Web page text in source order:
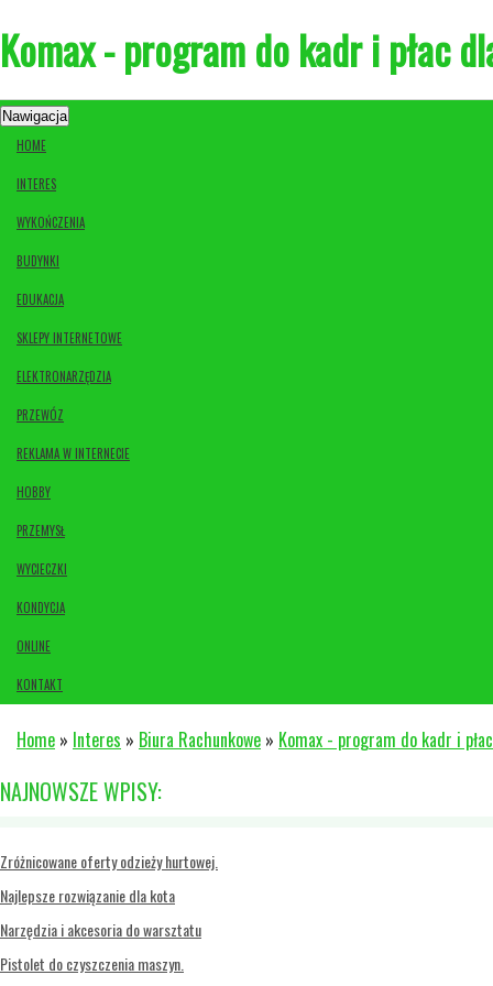
Komax - program do kadr i płac
Nawigacja
HOME
INTERES
WYKOŃCZENIA
BUDYNKI
EDUKACJA
SKLEPY INTERNETOWE
ELEKTRONARZĘDZIA
PRZEWÓZ
REKLAMA W INTERNECIE
HOBBY
PRZEMYSŁ
WYCIECZKI
KONDYCJA
ONLINE
KONTAKT
Home » Interes » Biura Rachunkowe » Komax - program do kadr i
NAJNOWSZE WPISY:
Zróżnicowane oferty odzieży hurtowej.
Najlepsze rozwiązanie dla kota
Narzędzia i akcesoria do warsztatu
Pistolet do czyszczenia maszyn.